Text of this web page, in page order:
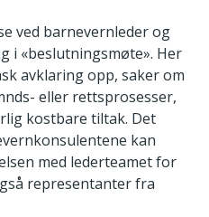
ved barnevernleder og
i «beslutningsmøte». Her
avklaring opp, saker om
eller rettsprosesser,
kostbare tiltak. Det
kan
med lederteamet for
representanter fra